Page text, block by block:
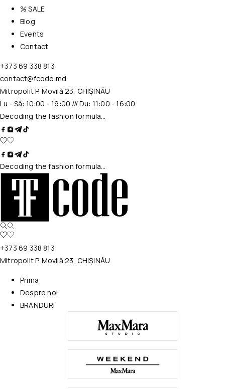
% SALE
Blog
Events
Contact
+373 69 338 813
contact@fcode.md
Mitropolit P. Movilă 23, CHIȘINĂU
Lu - Sâ: 10:00 - 19:00 /// Du: 11:00 - 16:00
Decoding the fashion formula…
Decoding the fashion formula…
+373 69 338 813
Mitropolit P. Movilă 23, CHIȘINĂU
Prima
Despre noi
BRANDURI